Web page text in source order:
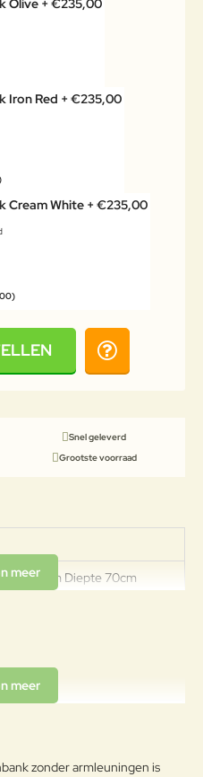
Snel geleverd
Grootste voorraad
120cm Diepte 70cm
VAN IJZER EN
MET EEN
zonder armleuningen is